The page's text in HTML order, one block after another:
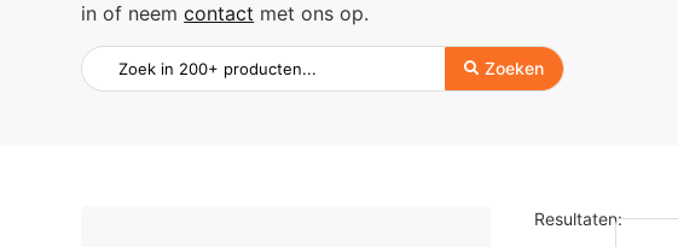
in of neemcontact met ons op.
Zoeken
Resultaten: